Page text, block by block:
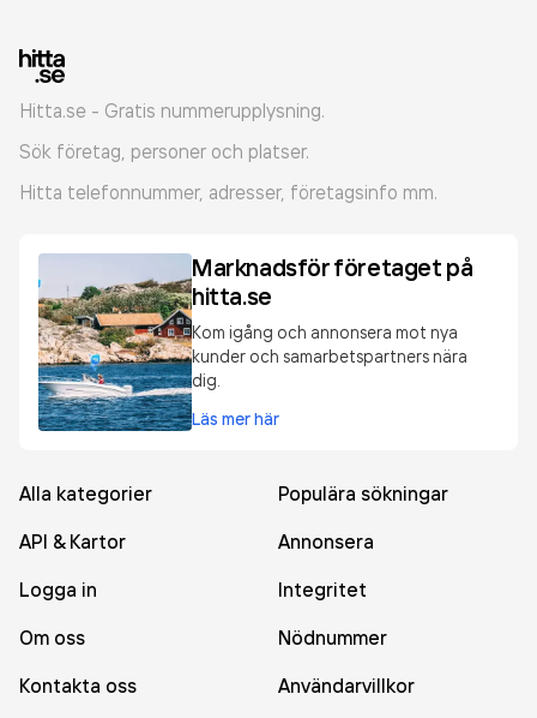
Hitta.se - Gratis nummerupplysning.
Sök företag, personer och platser.
Hitta telefonnummer, adresser, företagsinfo mm.
Marknadsför företaget på
hitta.se
Kom igång och annonsera mot nya
kunder och samarbetspartners nära
dig.
Läs mer här
Alla kategorier
Populära sökningar
API & Kartor
Annonsera
Logga in
Integritet
Om oss
Nödnummer
Kontakta oss
Användarvillkor